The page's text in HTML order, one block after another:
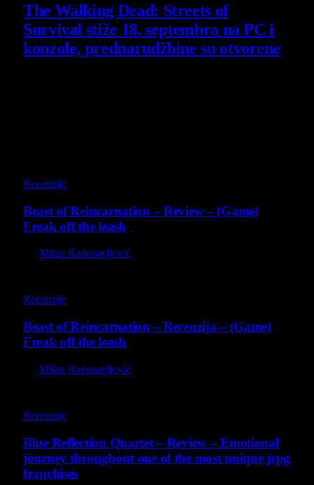
The Walking Dead: Streets of
Survival stiže 18. septembra na PC i
konzole, prednarudžbine su otvorene
Recenzije
Beast of Reincarnation – Review – (Game)
Freak off the leash
Milan Radosavljević
Recenzije
Beast of Reincarnation – Recenzija – (Game)
Freak off the leash
Milan Radosavljević
Recenzije
Blue Reflection Quartet – Review – Emotional
journey throughout one of the most unique jrpg
franchises